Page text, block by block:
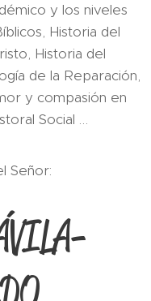
y los niveles
Historia del
Historia del
de la Reparación,
y compasión en
Social …
Señor: